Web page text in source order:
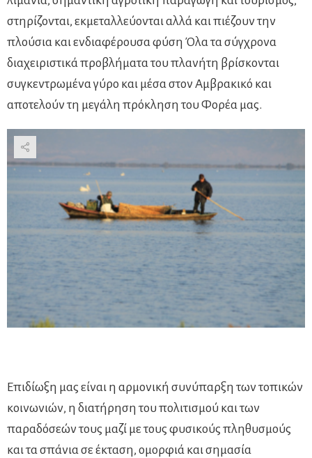
στηρίζονται, εκμεταλλεύονται αλλά και πιέζουν την
πλούσια και ενδιαφέρουσα φύση Όλα τα σύγχρονα
διαχειριστικά προβλήματα του πλανήτη βρίσκονται
συγκεντρωμένα γύρο και μέσα στον Αμβρακικό και
αποτελούν τη μεγάλη πρόκληση του Φορέα μας.
Επιδίωξη μας είναι η αρμονική συνύπαρξη των τοπικών
κοινωνιών, η διατήρηση του πολιτισμού και των
παραδόσεών τους μαζί με τους φυσικούς πληθυσμούς
και τα σπάνια σε έκταση, ομορφιά και σημασία